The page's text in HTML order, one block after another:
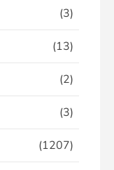
(3)
(13)
(2)
(3)
(1207)